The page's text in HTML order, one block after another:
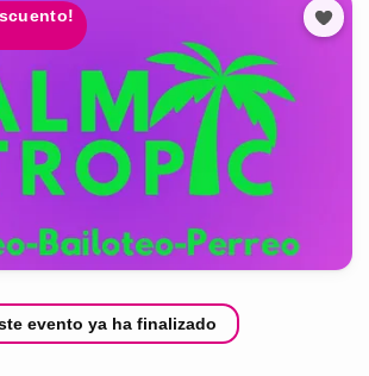
evento ya ha finalizado